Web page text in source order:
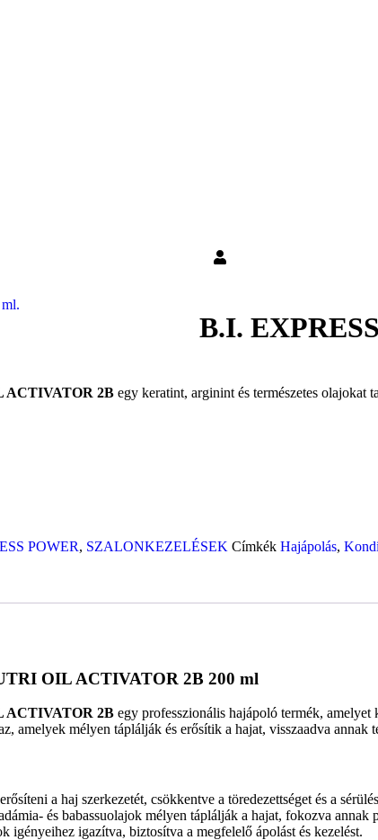
B.I.
ACTIVATOR 2B egy keratint, arginint és természetes olajokat
POWER, SZALONKEZELÉSEK Címkék Hajápolás,
OIL ACTIVATOR 2B 200 ml
ACTIVATOR 2B egy professzionális hajápoló termék,
amelyek mélyen táplálják és erősítik a hajat, visszaadva annak
a haj szerkezetét, csökkentve a töredezettséget és a
és babassuolajok mélyen táplálják a hajat, fokozva annak
igényeihez igazítva, biztosítva a megfelelő ápolást és kezelést.